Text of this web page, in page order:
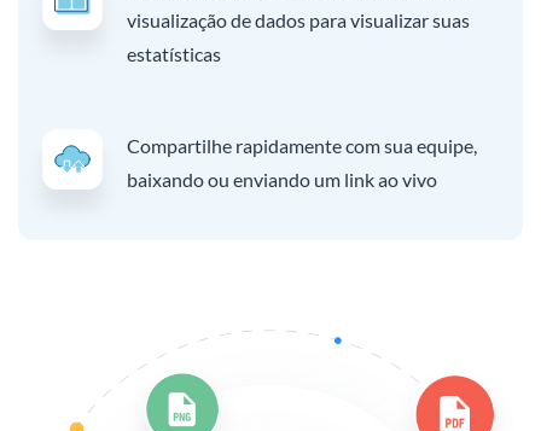
visualização de dados para visualizar suas
estatísticas
Compartilhe rapidamente com sua equipe,
baixando ou enviando um link ao vivo